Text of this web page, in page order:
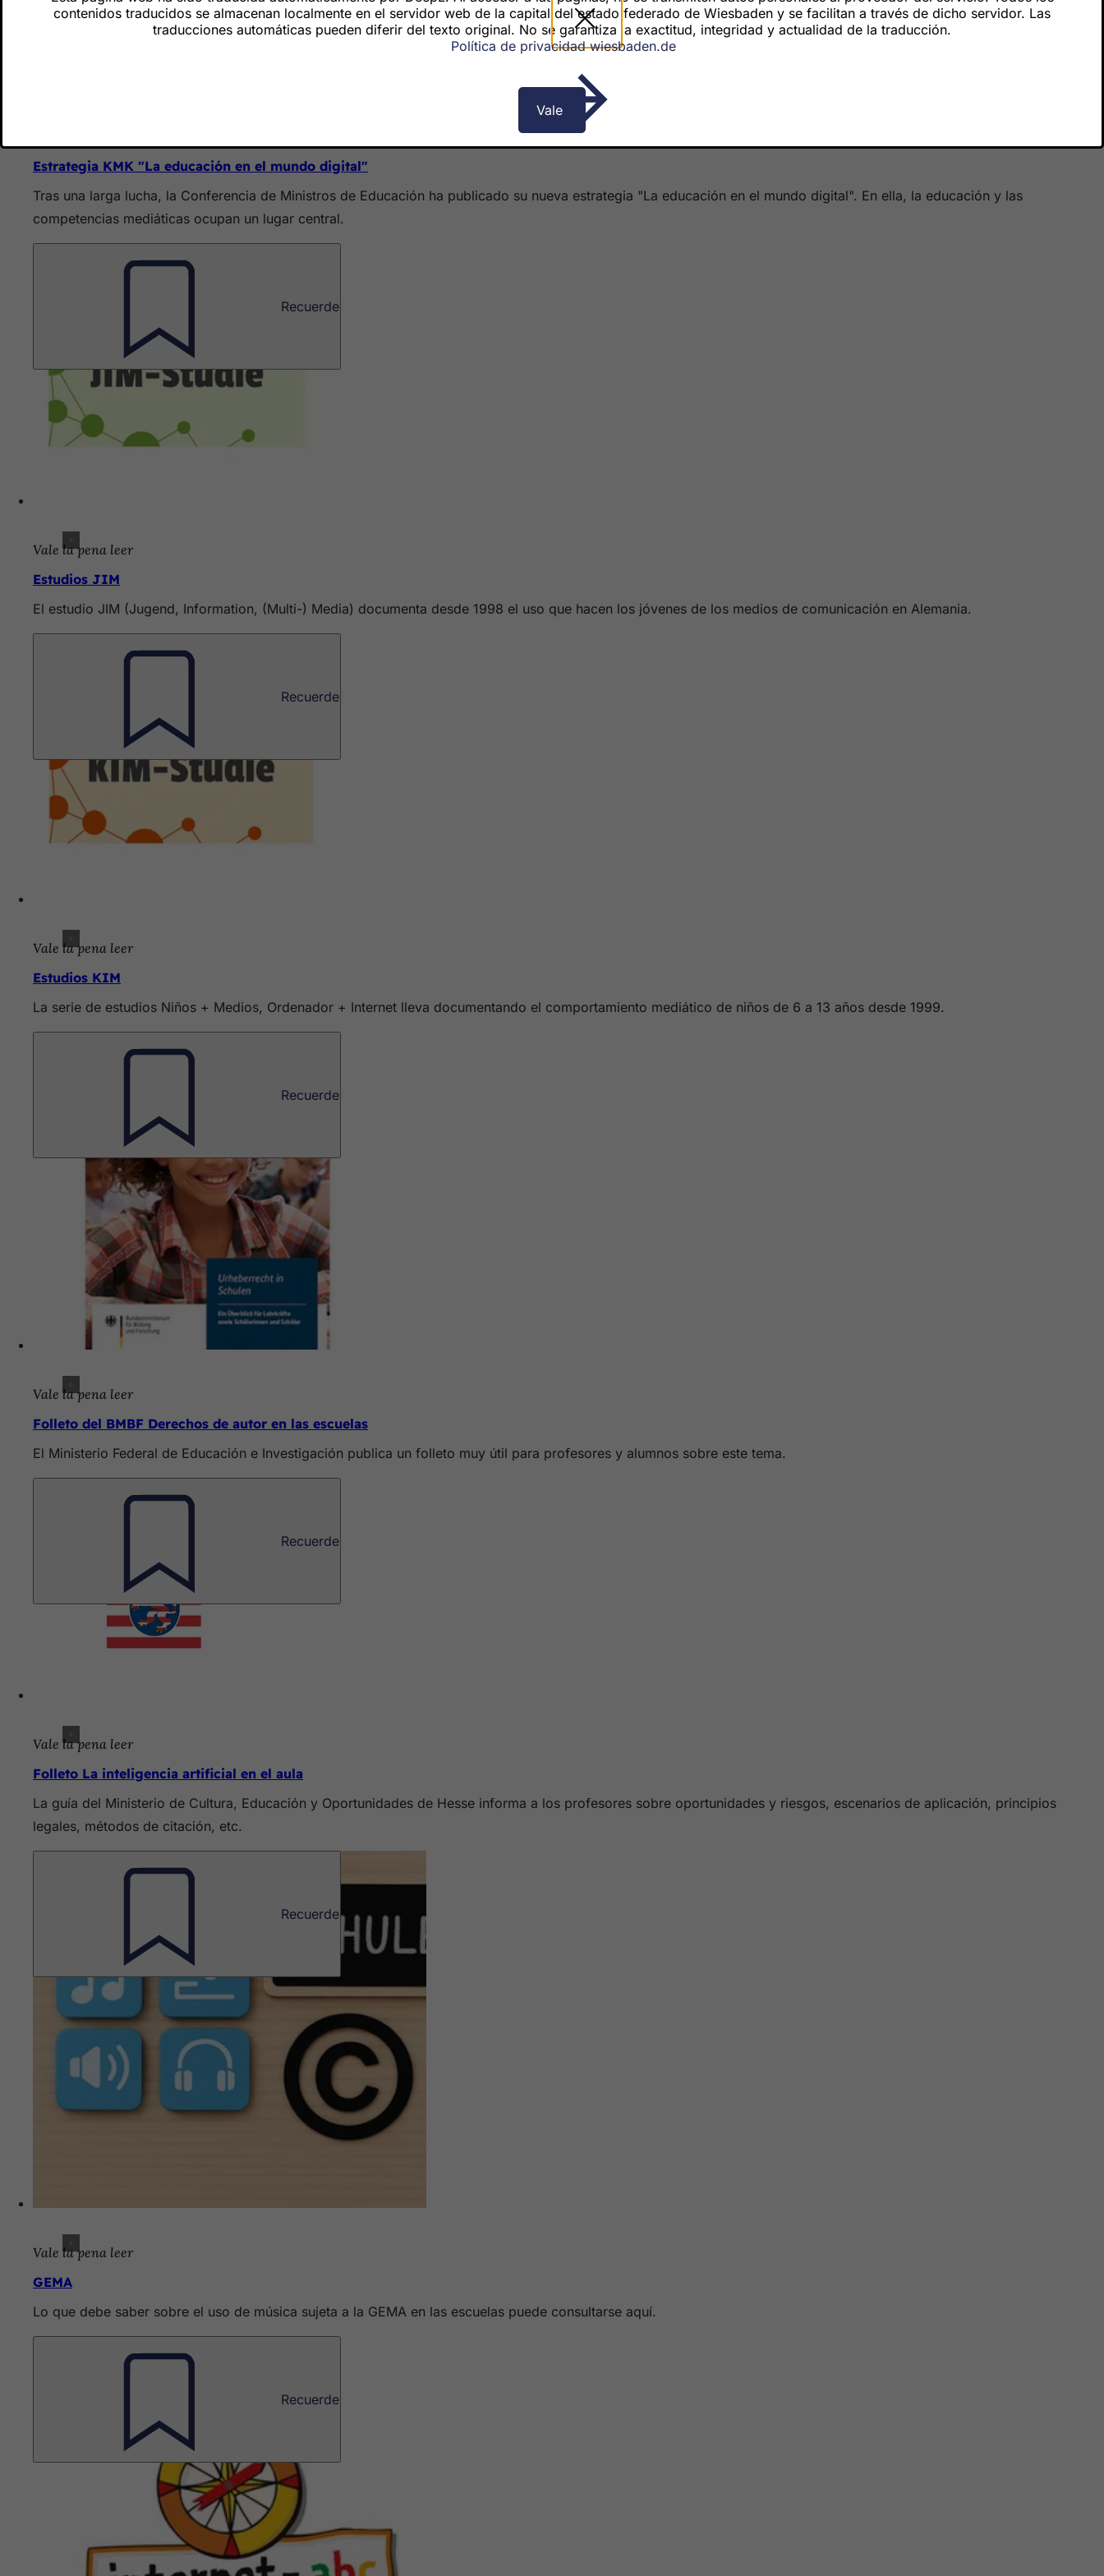
Estrategia KMK "La educación en el mundo digital"
Tras una larga lucha, la Conferencia de Ministros de Educación ha publicado su nueva estrategia "La educación en el mundo digital". En ella, la educación y las
competencias mediáticas ocupan un lugar central.
Recuerde
Vale la pena leer
Estudios JIM
El estudio JIM (Jugend, Information, (Multi-) Media) documenta desde 1998 el uso que hacen los jóvenes de los medios de comunicación en Alemania.
Recuerde
Vale la pena leer
Estudios KIM
La serie de estudios Niños + Medios, Ordenador + Internet lleva documentando el comportamiento mediático de niños de 6 a 13 años desde 1999.
Recuerde
Vale la pena leer
Folleto del BMBF Derechos de autor en las escuelas
El Ministerio Federal de Educación e Investigación publica un folleto muy útil para profesores y alumnos sobre este tema.
Recuerde
Vale la pena leer
Folleto La inteligencia artificial en el aula
La guía del Ministerio de Cultura, Educación y Oportunidades de Hesse informa a los profesores sobre oportunidades y riesgos, escenarios de aplicación, principios
legales, métodos de citación, etc.
Recuerde
Vale la pena leer
GEMA
Lo que debe saber sobre el uso de música sujeta a la GEMA en las escuelas puede consultarse aquí.
Recuerde
contenidos traducidos se almacenan localmente en el servidor web de la capital del estado federado de Wiesbaden y se facilitan a través de dicho servidor. Las
traducciones automáticas pueden diferir del texto original. No se garantiza la exactitud, integridad y actualidad de la traducción.
Política de privacidad wiesbaden.de
Vale